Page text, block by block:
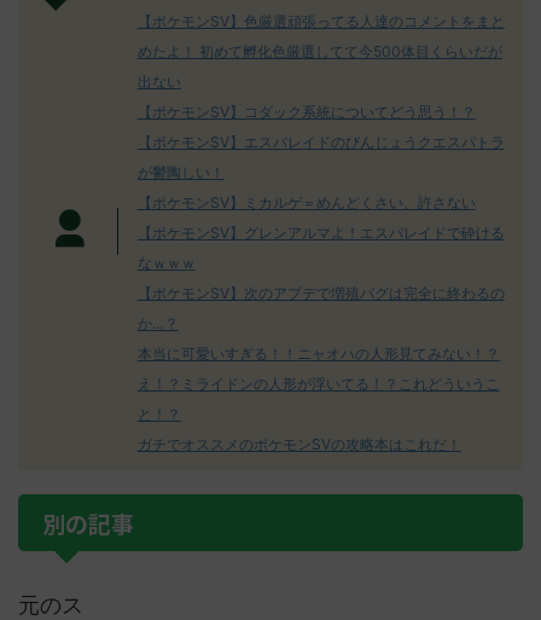
【ポケモンSV】色厳選頑張ってる人達のコメントをまと
めたよ！ 初めて孵化色厳選してて今500体目くらいだが
出ない
【ポケモンSV】コダック系統についてどう思う！？
【ポケモンSV】エスバレイドのびんじょうクエスパトラ
が鬱陶しい！
【ポケモンSV】ミカルゲ＝めんどくさい、許さない
【ポケモンSV】グレンアルマよ！エスバレイドで砕ける
なｗｗｗ
【ポケモンSV】次のアプデで増殖バグは完全に終わるの
か…？
本当に可愛いすぎる！！ニャオハの人形見てみない！？
え！？ミライドンの人形が浮いてる！？これどういうこ
と！？
ガチでオススメのポケモンSVの攻略本はこれだ！
別の記事
元のス